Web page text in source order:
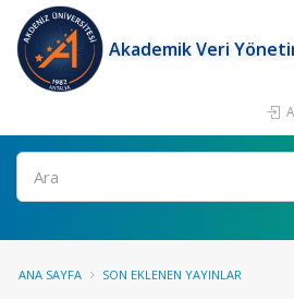
Akademik Veri
Ara
ANA SAYFA SON EKLENEN YAYINLAR